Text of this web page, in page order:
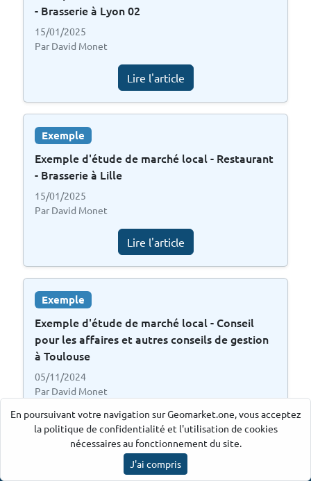
- Brasserie à Lyon 02
15/01/2025
Par David Monet
Lire l'article
Exemple
Exemple d'étude de marché local - Restaurant
- Brasserie à Lille
15/01/2025
Par David Monet
Lire l'article
Exemple
Exemple d'étude de marché local - Conseil
pour les affaires et autres conseils de gestion
à Toulouse
05/11/2024
Par David Monet
Lire l'article
En poursuivant votre navigation sur Geomarket.one, vous acceptez
la politique de confidentialité et l'utilisation de cookies
nécessaires au fonctionnement du site.
J'ai compris
Ancre par Geomarket.one